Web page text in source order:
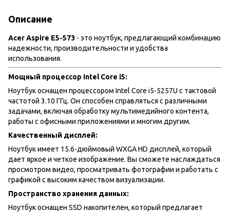
Описание
Acer Aspire E5-573 - это ноутбук, предлагающий комбинацию
надежности, производительности и удобства
использования.
Мощный процессор Intel Core i5:
Ноутбук оснащен процессором Intel Core i5-5257U с тактовой
частотой 3.10 ГГц. Он способен справляться с различными
задачами, включая обработку мультимедийного контента,
работы с офисными приложениями и многим другим.
Качественный дисплей:
Ноутбук имеет 15.6-дюймовый WXGA HD дисплей, который
дает яркое и четкое изображение. Вы сможете наслаждаться
просмотром видео, просматривать фотографии и работать с
графикой с высоким качеством визуализации.
Пространство хранения данных:
Ноутбук оснащен SSD накопителен, который предлагает